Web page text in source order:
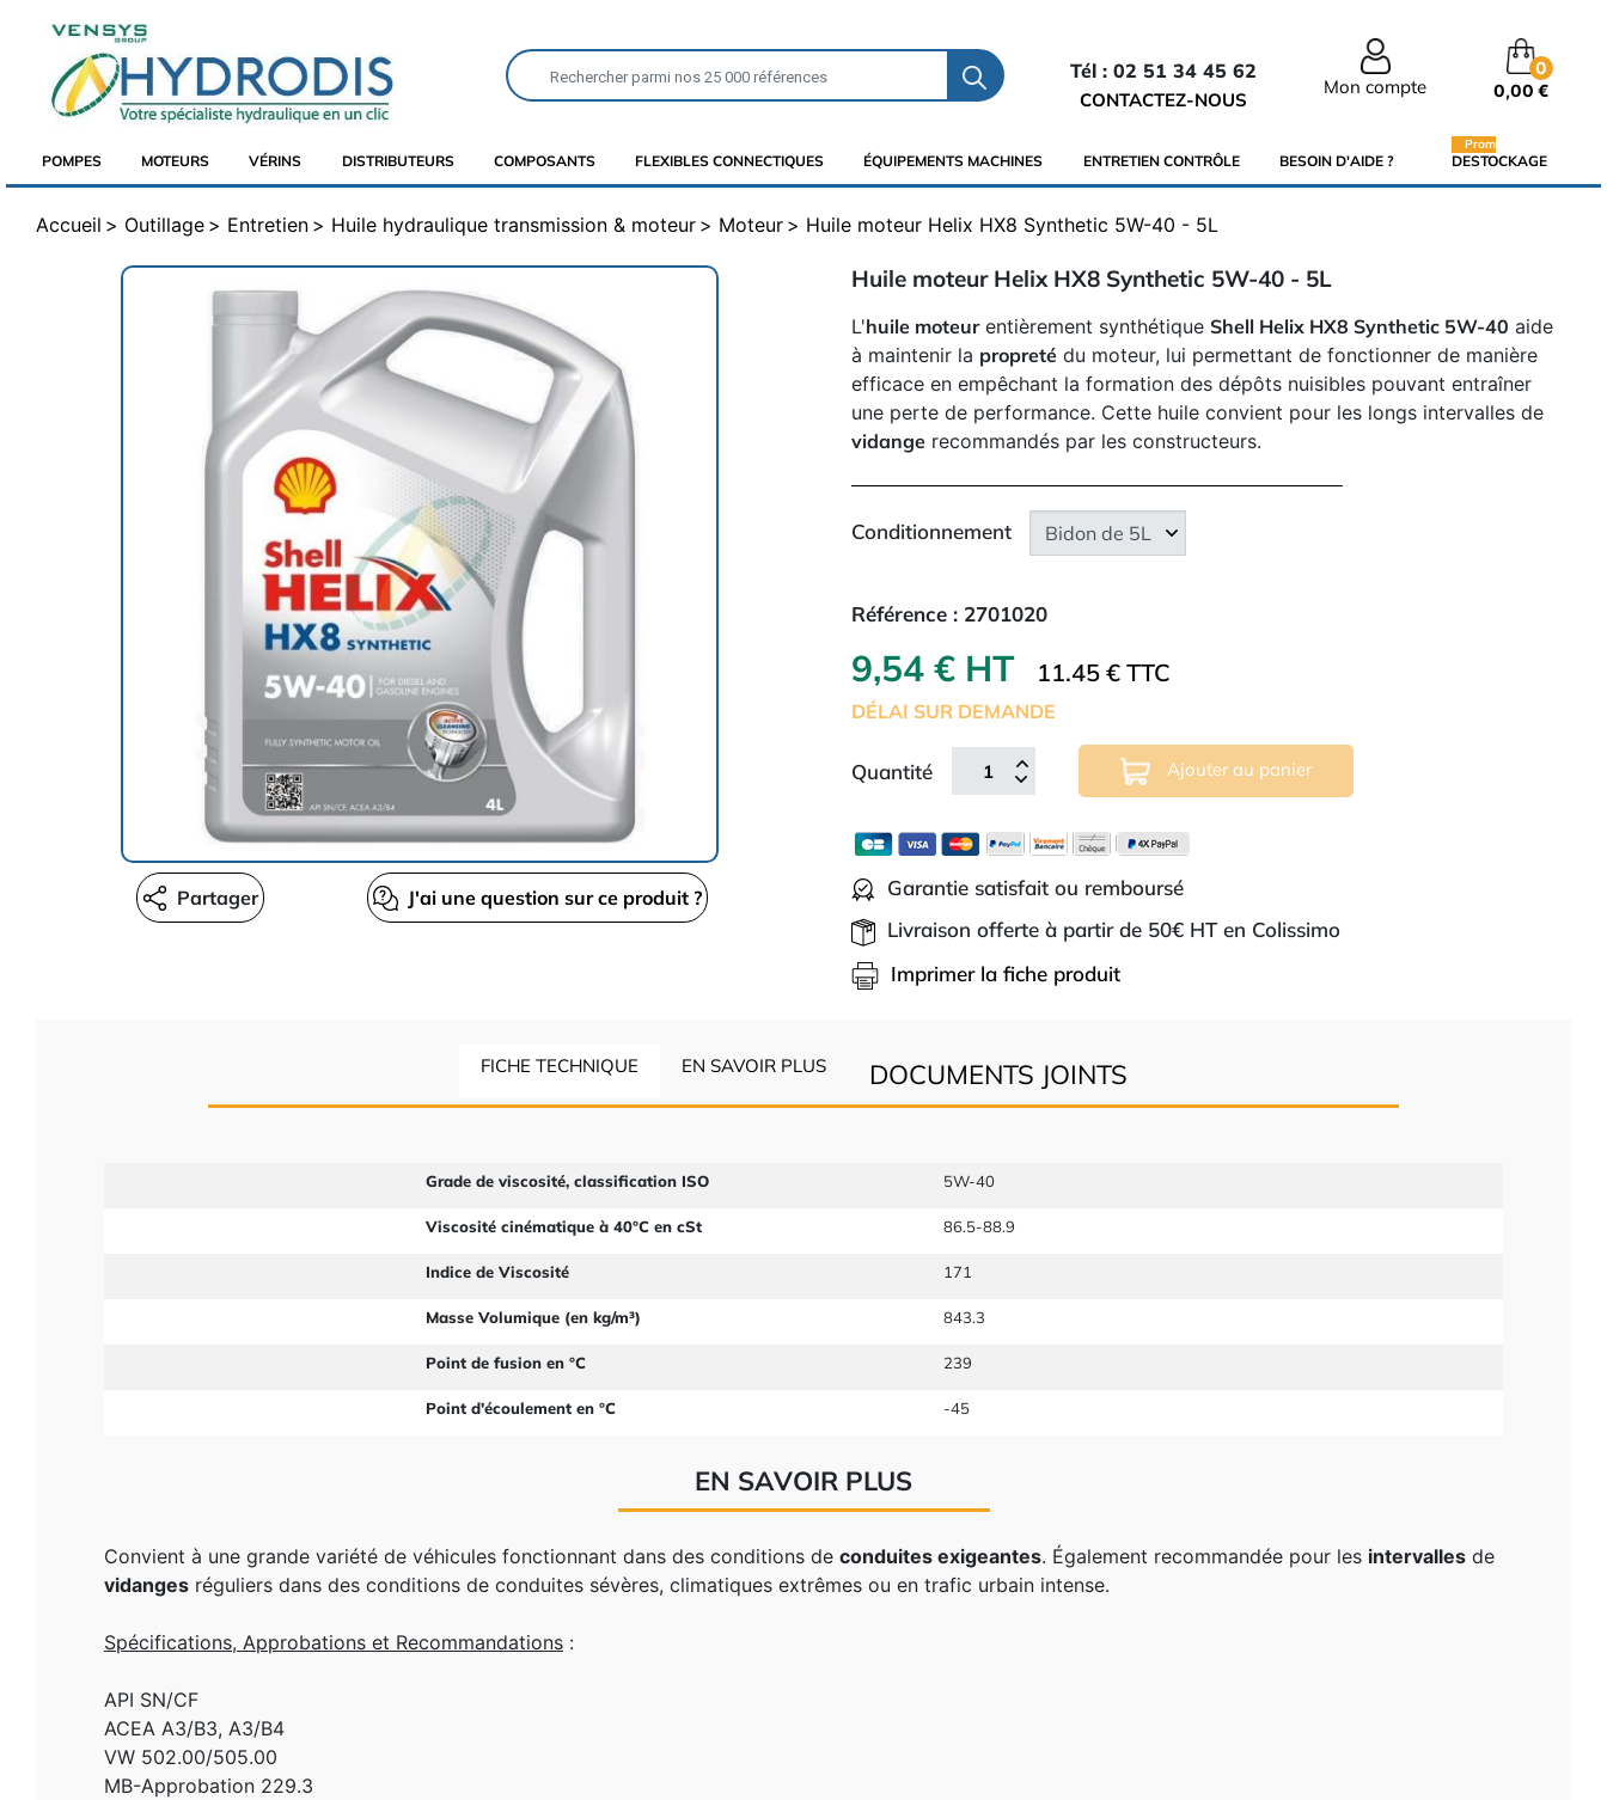
Tél : 02 51 34 45 62
CONTACTEZ-NOUS
Mon compte
0
0,00 €
POMPES MOTEURS VÉRINS DISTRIBUTEURS COMPOSANTS FLEXIBLES CONNECTIQUES ÉQUIPEMENTS MACHINES ENTRETIEN CONTRÔLE BESOIN D'AIDE ? DESTOCKAGE
Promo
Accueil Outillage Entretien Huile hydraulique transmission & moteur Moteur Huile moteur Helix HX8 Synthetic 5W-40 - 5L
J'ai une question sur ce produit ?
Partager
Huile moteur Helix HX8 Synthetic 5W-40 - 5L
L'huile moteurentièrement synthétique Shell Helix HX8 Synthetic 5W-40 aide
à maintenir la propreté du moteur, lui permettant de fonctionner de manière
efficace en empêchant la formation des dépôts nuisibles pouvant entraîner
une perte de performance. Cette huile convient pour les longs intervalles de
vidange recommandés par les constructeurs.
Conditionnement
Référence : 2701020
9,54 € HT 11.45 € TTC
DÉLAI SUR DEMANDE
Quantité Ajouter au panier
Garantie satisfait ou remboursé
Livraison offerte à partir de 50€ HT en Colissimo
Imprimer la fiche produit
FICHE TECHNIQUE EN SAVOIR PLUS DOCUMENTS JOINTS
Grade de viscosité, classification ISO 5W-40
Viscosité cinématique à 40°C en cSt 86.5-88.9
Indice de Viscosité 171
Masse Volumique (en kg/m³) 843.3
Point de fusion en °C 239
Point d'écoulement en °C -45
EN SAVOIR PLUS
Convient à une grande variété de véhicules fonctionnant dans des conditions de conduites exigeantes. Également recommandée pour les intervalles de
vidanges réguliers dans des conditions de conduites sévères, climatiques extrêmes ou en trafic urbain intense.
Spécifications, Approbations et Recommandations :
API SN/CF
ACEA A3/B3, A3/B4
VW 502.00/505.00
MB-Approbation 229.3